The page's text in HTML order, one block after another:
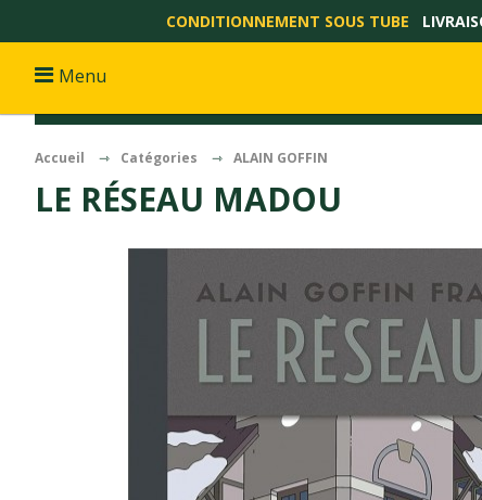
CONDITIONNEMENT SOUS TUBE
Menu
Accueil Catégories ALAIN GOFFIN
LE RÉSEAU MADOU